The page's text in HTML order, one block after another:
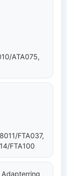
ATA075,
FTA037,
FTA100